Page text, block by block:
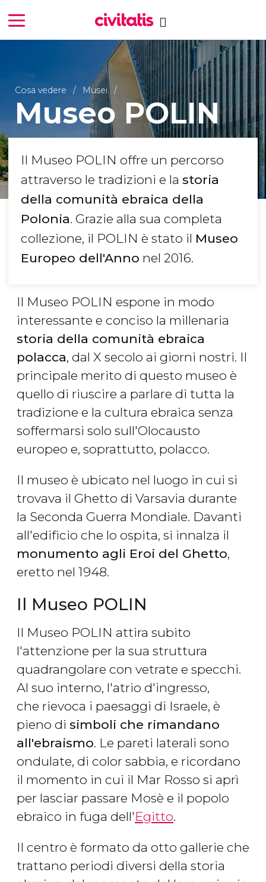
Cosa vedere Musei
Museo POLIN
Il Museo POLIN offre un percorso
attraverso le tradizioni e la storia
della comunità ebraica della
Polonia. Grazie alla sua completa
collezione, il POLIN è stato il Museo
Europeo dell'Anno nel 2016.
Il Museo POLIN espone in modo
interessante e conciso la millenaria
storia della comunità ebraica
polacca, dal X secolo ai giorni nostri. Il
principale merito di questo museo è
quello di riuscire a parlare di tutta la
tradizione e la cultura ebraica senza
soffermarsi solo sull'Olocausto
europeo e, soprattutto, polacco.
Il museo è ubicato nel luogo in cui si
trovava il Ghetto di Varsavia durante
la Seconda Guerra Mondiale. Davanti
all'edificio che lo ospita, si innalza il
monumento agli Eroi del Ghetto,
eretto nel 1948.
Il Museo POLIN
Il Museo POLIN attira subito
l'attenzione per la sua struttura
quadrangolare con vetrate e specchi.
Al suo interno, l'atrio d'ingresso,
che rievoca i paesaggi di Israele, è
pieno di simboli che rimandano
all'ebraismo. Le pareti laterali sono
ondulate, di color sabbia, e ricordano
il momento in cui il Mar Rosso si aprì
per lasciar passare Mosè e il popolo
ebraico in fuga dell'Egitto.
Il centro è formato da otto gallerie che
trattano periodi diversi della storia